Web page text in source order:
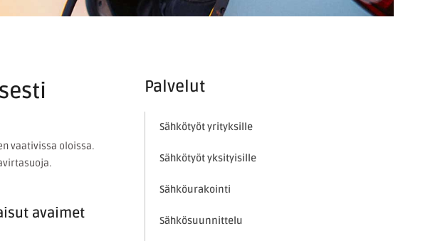
vaativissa oloissa.
avaimet
Palvelut
Sähkötyöt yrityksille
Sähkötyöt yksityisille
Sähköurakointi
Sähkösuunnittelu